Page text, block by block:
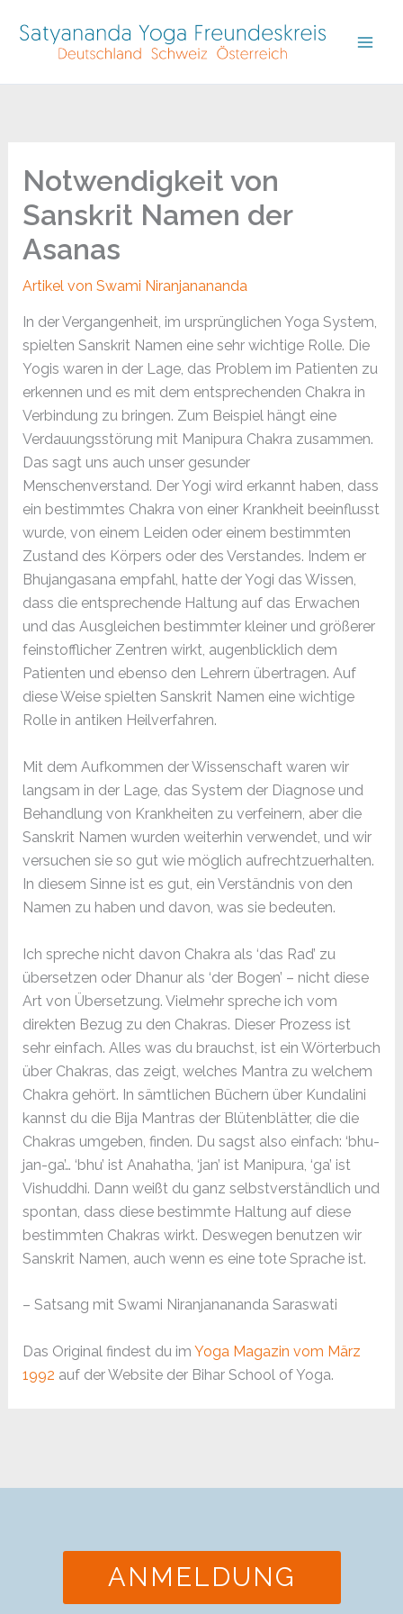
Notwendigkeit von
Sanskrit Namen der
Asanas
Artikel von Swami Niranjanananda
In der Vergangenheit, im ursprünglichen Yoga System,
spielten Sanskrit Namen eine sehr wichtige Rolle. Die
Yogis waren in der Lage, das Problem im Patienten zu
erkennen und es mit dem entsprechenden Chakra in
Verbindung zu bringen. Zum Beispiel hängt eine
Verdauungsstörung mit Manipura Chakra zusammen.
Das sagt uns auch unser gesunder
Menschenverstand. Der Yogi wird erkannt haben, dass
ein bestimmtes Chakra von einer Krankheit beeinflusst
wurde, von einem Leiden oder einem bestimmten
Zustand des Körpers oder des Verstandes. Indem er
Bhujangasana empfahl, hatte der Yogi das Wissen,
dass die entsprechende Haltung auf das Erwachen
und das Ausgleichen bestimmter kleiner und größerer
feinstofflicher Zentren wirkt, augenblicklich dem
Patienten und ebenso den Lehrern übertragen. Auf
diese Weise spielten Sanskrit Namen eine wichtige
Rolle in antiken Heilverfahren.
Mit dem Aufkommen der Wissenschaft waren wir
langsam in der Lage, das System der Diagnose und
Behandlung von Krankheiten zu verfeinern, aber die
Sanskrit Namen wurden weiterhin verwendet, und wir
versuchen sie so gut wie möglich aufrechtzuerhalten.
In diesem Sinne ist es gut, ein Verständnis von den
Namen zu haben und davon, was sie bedeuten.
Ich spreche nicht davon Chakra als ‘das Rad’ zu
übersetzen oder Dhanur als ‘der Bogen’ – nicht diese
Art von Übersetzung. Vielmehr spreche ich vom
direkten Bezug zu den Chakras. Dieser Prozess ist
sehr einfach. Alles was du brauchst, ist ein Wörterbuch
über Chakras, das zeigt, welches Mantra zu welchem
Chakra gehört. In sämtlichen Büchern über Kundalini
kannst du die Bija Mantras der Blütenblätter, die die
Chakras umgeben, finden. Du sagst also einfach: ‘bhu-
jan-ga’… ‘bhu’ ist Anahatha, ‘jan’ ist Manipura, ‘ga’ ist
Vishuddhi. Dann weißt du ganz selbstverständlich und
spontan, dass diese bestimmte Haltung auf diese
bestimmten Chakras wirkt. Deswegen benutzen wir
Sanskrit Namen, auch wenn es eine tote Sprache ist.
– Satsang mit Swami Niranjanananda Saraswati
Das Original findest du im Yoga Magazin vom März
1992 auf der Website der Bihar School of Yoga.
ANMELDUNG